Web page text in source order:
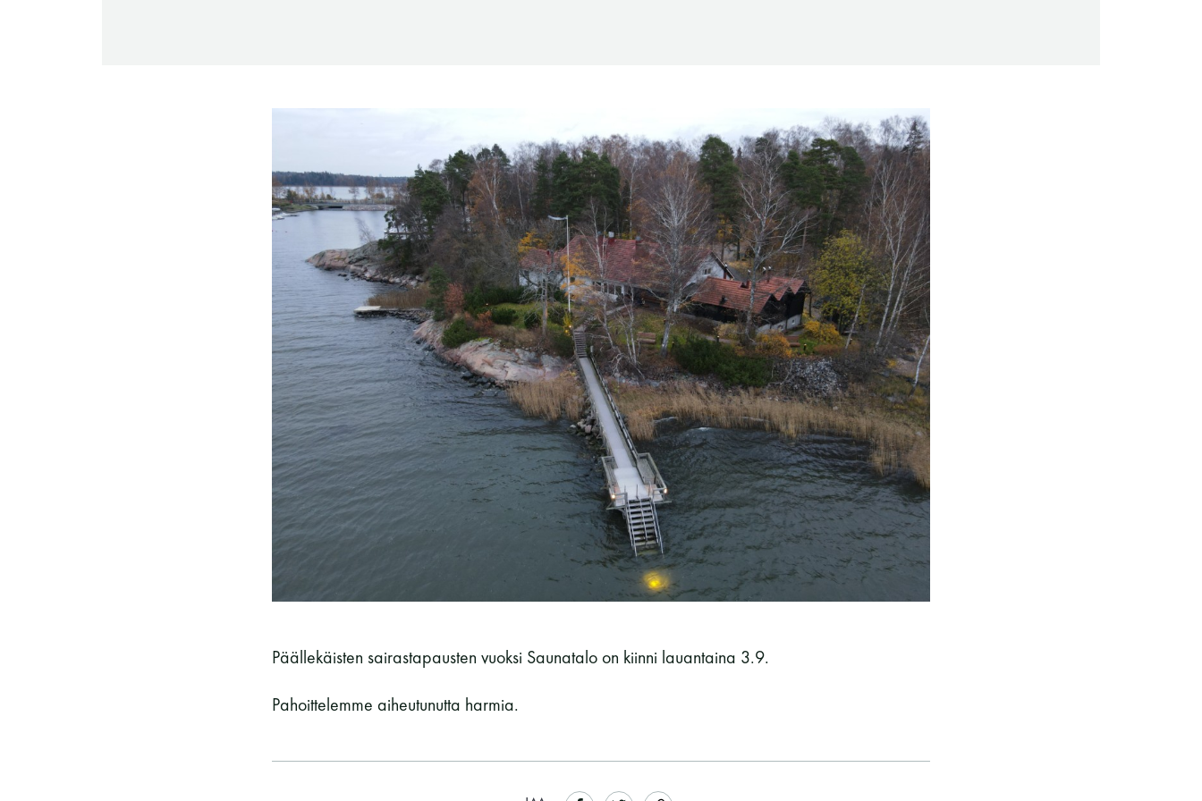
Hinnasto
12 €
Vieras jäsenen seurassa
25 €
6 €
ilmainen
11 saunomiskerran kortti
120€
275€ / 115€
Suomen Saunaseura ry
Vaskiniementie 10, 00200 Helsinki
Kahvio/kassa 050 372 4167
(saunojen aukioloaikana)
Y-tunnus: 0116872-9
Tietosuojaseloste
Saunaseuran tarkoitus
Suomen Saunaseura vaalii perinteisiä,
kohteliaita saunomistapoja, joiden
perustana on toisten saunarauhan
kunnioittaminen. Seura vaalii
saunakulttuuria ja pyrkii kehittämään
suomalaista saunaa ja edistämään sitä
koskevaa tutkimusta.
Päällekäisten sairastapausten vuoksi Saunatalo on kiinni lauantaina 3.9.
Pahoittelemme aiheutunutta harmia.